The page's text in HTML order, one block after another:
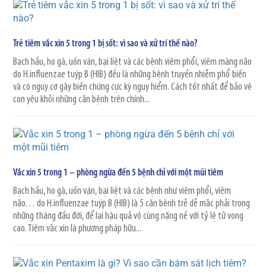
Trẻ tiêm vắc xin 5 trong 1 bị sốt: vì sao và xử trí thế nào?
Bạch hầu, ho gà, uốn ván, bại liệt và các bệnh viêm phổi, viêm màng não
do H.influenzae tuýp B (HIB) đều là những bệnh truyền nhiễm phổ biến
và có nguy cơ gây biến chứng cực kỳ nguy hiểm. Cách tốt nhất để bảo vệ
con yêu khỏi những căn bệnh trên chính...
Vắc xin 5 trong 1 – phòng ngừa đến 5 bệnh chỉ với một mũi tiêm
Bạch hầu, ho gà, uốn ván, bại liệt và các bệnh như viêm phổi, viêm
não… do H.influenzae tuýp B (HIB) là 5 căn bệnh trẻ dễ mắc phải trong
những tháng đầu đời, để lại hậu quả vô cùng nặng nề với tỷ lệ tử vong
cao. Tiêm vắc xin là phương pháp hữu...